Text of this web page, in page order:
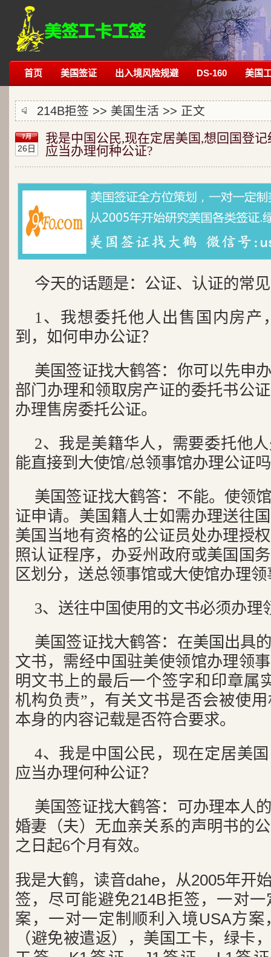
首页 美国签证 出入境风险规避 DS-160 美国
214B拒签 >> 美国生活 >> 正文
7月
26日
我是中国公民,现在定居美国,想回国登记
应当办理何种公证?
今天的话题是：公证、认证的常
1、我想委托他人出售国内房产
到，如何申办公证？
美国签证找大鹤答：你可以先申
部门办理和领取房产证的委托书公
办理售房委托公证。
2、我是美籍华人，需要委托他
能直接到大使馆/总领事馆办理公证
美国签证找大鹤答：不能。使领
证申请。美国籍人士如需办理送往
美国当地有资格的公证员处办理授
照认证程序，办妥州政府或美国国
区划分，送总领事馆或大使馆办理
3、送往中国使用的文书必须办理
美国签证找大鹤答：在美国出具
文书，需经中国驻美使领馆办理领
明文书上的最后一个签字和印章属
机构负责”，有关文书是否会被使
本身的内容记载是否符合要求。
4、我是中国公民，现在定居美
应当办理何种公证？
美国签证找大鹤答：可办理本人
婚妻（夫）无血亲关系的声明书的
之日起6个月有效。
我是大鹤，读音dahe，从2005年开
签，尽可能避免214B拒签，一对
案，一对一定制顺利入境USA方
（避免被遣返），美国工卡，绿卡